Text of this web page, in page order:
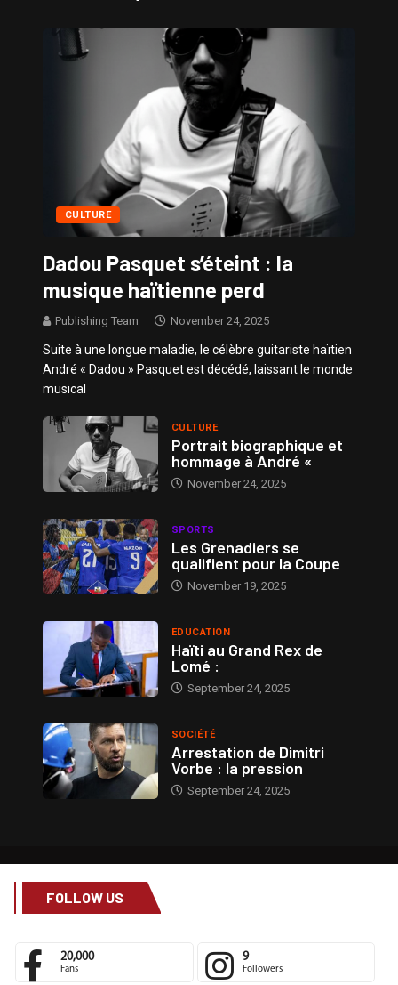
Sissy – Confidences de Stars
CULTURE
Dadou Pasquet s’éteint : la
musique haïtienne perd
Publishing Team November 24, 2025
Suite à une longue maladie, le célèbre guitariste haïtien
André « Dadou » Pasquet est décédé, laissant le monde
musical
CULTURE
Portrait biographique et
hommage à André «
November 24, 2025
SPORTS
Les Grenadiers se
qualifient pour la Coupe
November 19, 2025
EDUCATION
Haïti au Grand Rex de
Lomé :
September 24, 2025
SOCIÉTÉ
Arrestation de Dimitri
Vorbe : la pression
September 24, 2025
FOLLOW US
20,000
Fans
9
Followers